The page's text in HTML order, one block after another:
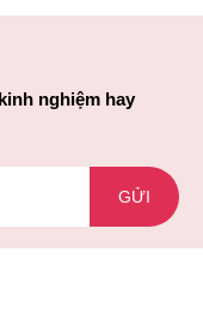
nghiệm hay
GỬI